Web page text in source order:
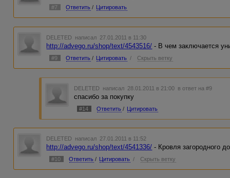
#7 Ответить / Цитировать
DELETED написал 27.01.2011 в 11:30
http://advego.ru/shop/text/4543516/ - В чем заключается
#9 Ответить / Цитировать / Скрыть ветку
DELETED написал 28.01.2011 в 21:00 в ответ на #9
спасибо за покупку
#14 Ответить / Цитировать
DELETED написал 27.01.2011 в 11:52
http://advego.ru/shop/text/4541336/ - Кровля загородного
#10 Ответить / Цитировать / Скрыть ветку